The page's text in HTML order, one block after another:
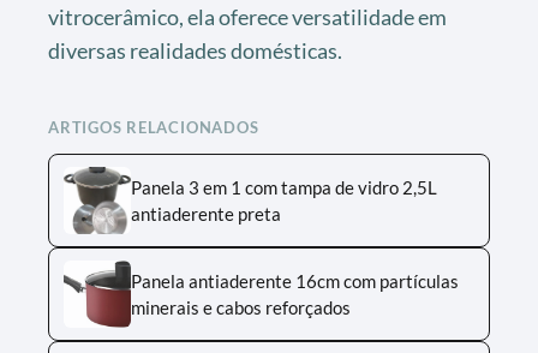
vitrocerâmico, ela oferece versatilidade em
diversas realidades domésticas.
ARTIGOS RELACIONADOS
Panela 3 em 1 com tampa de vidro 2,5L
antiaderente preta
Panela antiaderente 16cm com partículas
minerais e cabos reforçados